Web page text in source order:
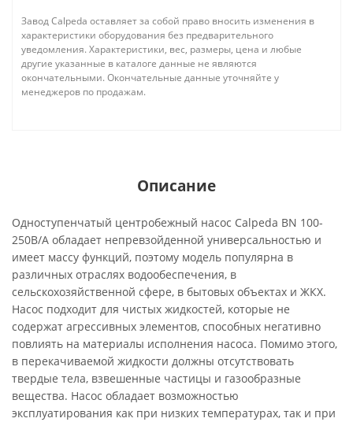
Завод Calpeda оставляет за собой право вносить изменения в
характеристики оборудования без предварительного
уведомления. Характеристики, вес, размеры, цена и любые
другие указанные в каталоге данные не являются
окончательными. Окончательные данные уточняйте у
менеджеров по продажам.
Описание
Одноступенчатый центробежный насос Calpeda BN 100-
250B/A обладает непревзойденной универсальностью и
имеет массу функций, поэтому модель популярна в
различных отраслях водообеспечения, в
сельскохозяйственной сфере, в бытовых объектах и ЖКХ.
Насос подходит для чистых жидкостей, которые не
содержат агрессивных элементов, способных негативно
повлиять на материалы исполнения насоса. Помимо этого,
в перекачиваемой жидкости должны отсутствовать
твердые тела, взвешенные частицы и газообразные
вещества. Насос обладает возможностью
эксплуатирования как при низких температурах, так и при